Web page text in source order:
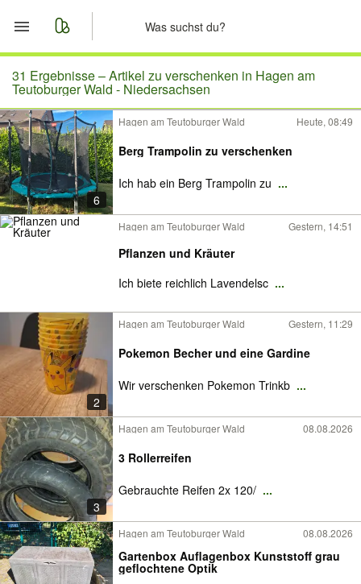
Start
Merkliste
Nachrichten
Anzeige aufgeben
31 Ergebnisse –Artikel zu verschenken in Hagen am
Teutoburger Wald - Niedersachsen
6
Hagen am Teutoburger Wald Heute, 08:49
Berg Trampolin zu verschenken
Ich hab ein Berg Trampolin zu ...
Hagen am Teutoburger Wald Gestern, 14:51
Pflanzen und Kräuter
Ich biete reichlich Lavendelsc ...
2
Hagen am Teutoburger Wald Gestern, 11:29
Pokemon Becher und eine Gardine
Wir verschenken Pokemon Trinkb ...
3
Hagen am Teutoburger Wald 08.08.2026
3 Rollerreifen
Gebrauchte Reifen 2x 120/ ...
Hagen am Teutoburger Wald 08.08.2026
Gartenbox Auflagenbox Kunststoff grau
geflochtene Optik